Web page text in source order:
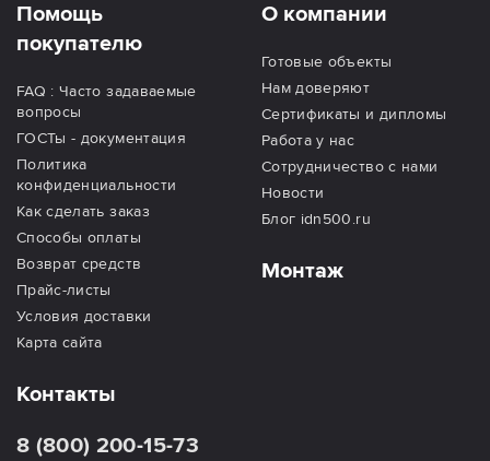
Помощь
покупателю
FAQ : Часто задаваемые
вопросы
ГОСТы - документация
Политика
конфиденциальности
Как сделать заказ
Способы оплаты
Возврат средств
Прайс-листы
Условия доставки
Карта сайта
О компании
Готовые объекты
Нам доверяют
Сертификаты и дипломы
Работа у нас
Сотрудничество с нами
Новости
Блог idn500.ru
Монтаж
Контакты
8 (800) 200-15-73